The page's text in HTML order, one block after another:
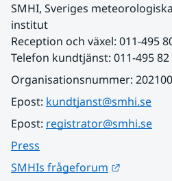
SMHI, Sveriges
institut
Reception och växel: 011-495
Telefon kundtjänst: 011-495 82
Organisationsnummer:
Epost: kundtjanst@smhi.se
Epost: registrator@smhi.se
Press
SMHIs frågeforum